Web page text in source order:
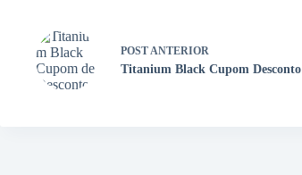
POSTANTERIOR
Titanium Black Cupom Desconto